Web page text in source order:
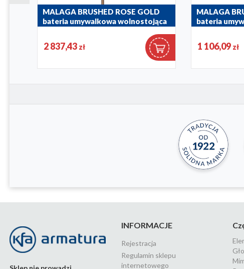
MALAGA BRUSHED ROSE GOLD
bateria umywalkowa wolnostojąca
2 837,43 zł
MALAGA
bateria
4529-821-34
1 106,09 zł
INFORMACJE
Rejestracja
Regulamin sklepu
internetowego